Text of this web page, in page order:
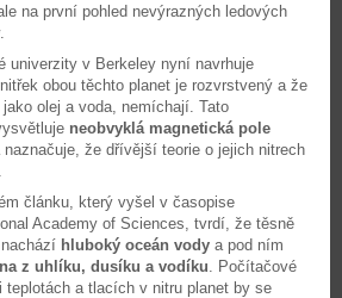
na první pohled nevýrazných ledových
univerzity v Berkeley nyní navrhuje
obou těchto planet je rozvrstvený a že
olej a voda, nemíchají. Tato
neobvyklá magnetická pole
naznačuje, že dřívější teorie o jejich nitrech
článku, který vyšel v časopise
Academy of Sciences, tvrdí, že těsně
hluboký oceán vody a pod ním
z uhlíku, dusíku a vodíku. Počítačové
teplotách a tlacích v nitru planet by se